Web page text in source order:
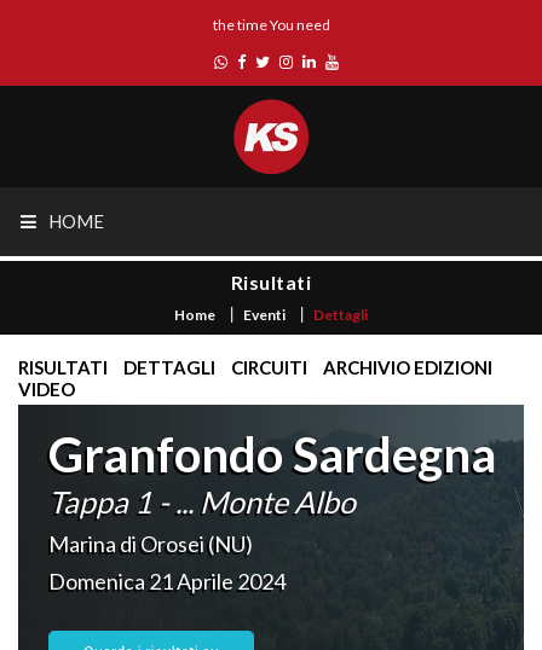
the time You need
HOME
Risultati
Home Eventi Dettagli
RISULTATI DETTAGLI CIRCUITI
ARCHIVIO EDIZIONI
VIDEO
Granfondo Sardegna
Tappa 1 - ... Monte Albo
Marina di Orosei (NU)
Domenica 21 Aprile 2024